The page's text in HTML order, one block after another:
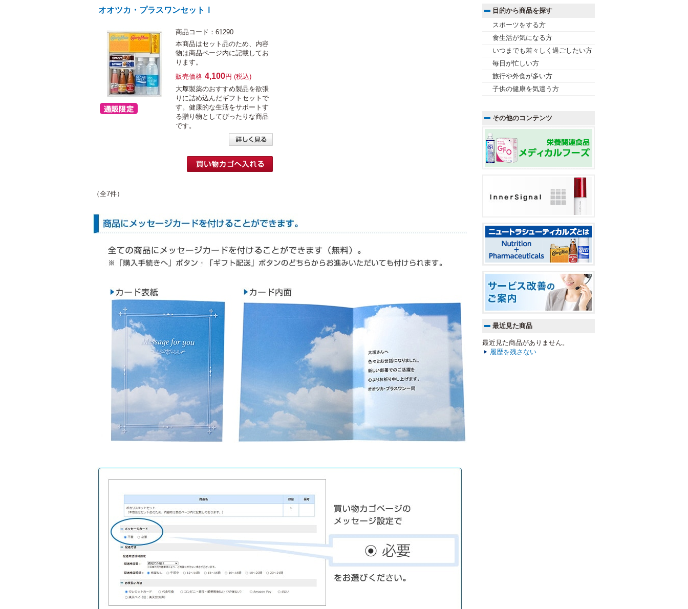
オオツカ・プラスワンセットⅠ
商品コード：61290
本商品はセット品のため、内容
物は商品ページ内に記載してお
ります。
販売価格 4,100円 (税込)
大塚製薬のおすすめ製品を欲張
りに詰め込んだギフトセットで
す。健康的な生活をサポートす
る贈り物としてぴったりな商品
です。
（全7件）
目的から商品を探す
スポーツをする方
食生活が気になる方
いつまでも若々しく過ごしたい方
毎日が忙しい方
旅行や外食が多い方
子供の健康を気遣う方
その他のコンテンツ
最近見た商品
最近見た商品がありません。
履歴を残さない